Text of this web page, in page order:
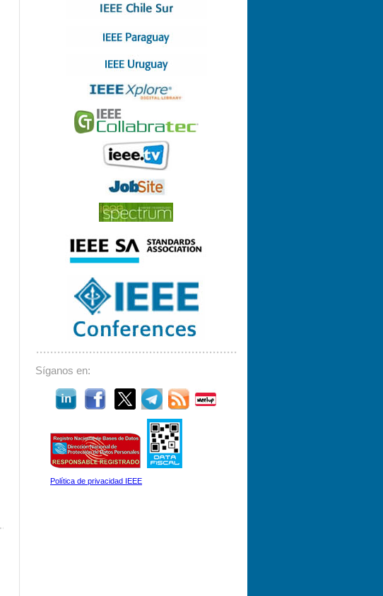
Síganos en:
Política de privacidad IEEE